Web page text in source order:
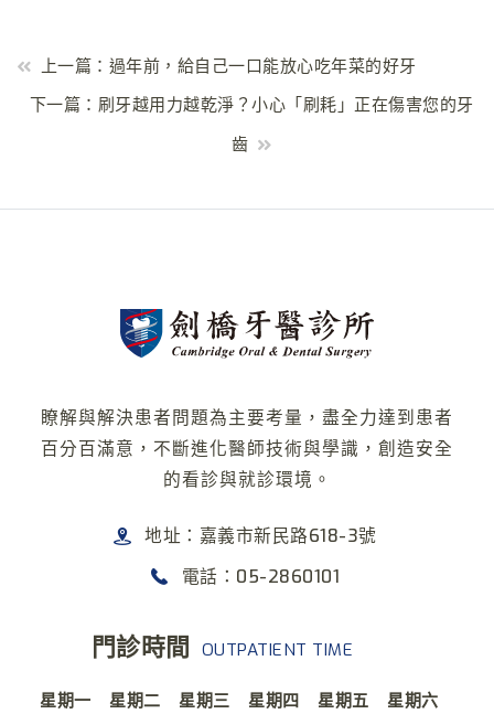
上一篇：過年前，給自己一口能放心吃年菜的好牙
下一篇：刷牙越用力越乾淨？小心「刷耗」正在傷害您的牙
齒
瞭解與解決患者問題為主要考量，盡全力達到患者
百分百滿意，不斷進化醫師技術與學識，創造安全
的看診與就診環境。
地址：嘉義市新民路618-3號
電話：05-2860101
門診時間 OUTPATIENT TIME
星期一 星期二 星期三 星期四 星期五 星期六